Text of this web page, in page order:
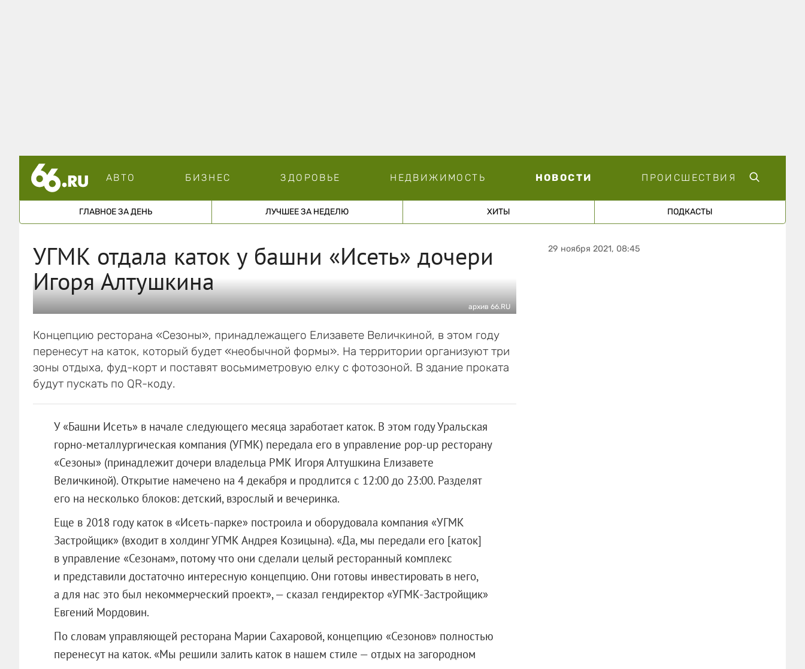
АВТО БИЗНЕС ЗДОРОВЬЕ НЕДВИЖИМОСТЬ НОВОСТИ ПРОИСШЕСТВИЯ
ГЛАВНОЕ ЗА ДЕНЬ ЛУЧШЕЕ ЗА НЕДЕЛЮ ХИТЫ ПОДКАСТЫ
УГМК отдала каток у башни «Исеть» дочери
Игоря Алтушкина
архив 66.RU
Концепцию ресторана «Сезоны», принадлежащего Елизавете Величкиной, в этом году
перенесут на каток, который будет «необычной формы». На территории организуют три
зоны отдыха, фуд-корт и поставят восьмиметровую елку с фотозоной. В здание проката
будут пускать по QR-коду.
У «Башни Исеть» в начале следующего месяца заработает каток. В этом году Уральская
горно-металлургическая компания (УГМК) передала его в управление pop-up ресторану
«Сезоны» (принадлежит дочери владельца РМК Игоря Алтушкина Елизавете
Величкиной). Открытие намечено на 4 декабря и продлится с 12:00 до 23:00. Разделят
его на несколько блоков: детский, взрослый и вечеринка.
Еще в 2018 году каток в «Исеть-парке» построила и оборудовала компания «УГМК
Застройщик» (входит в холдинг УГМК Андрея Козицына). «Да, мы передали его [каток]
в управление «Сезонам», потому что они сделали целый ресторанный комплекс
и представили достаточно интересную концепцию. Они готовы инвестировать в него,
а для нас это был некоммерческий проект», — сказал гендиректор «УГМК-Застройщик»
Евгений Мордовин.
По словам управляющей ресторана Марии Сахаровой, концепцию «Сезонов» полностью
перенесут на каток. «Мы решили залить каток в нашем стиле — отдых на загородном
29 ноября 2021, 08:45